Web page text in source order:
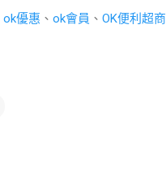
ok優惠 、 ok會員 、 OK便利超商